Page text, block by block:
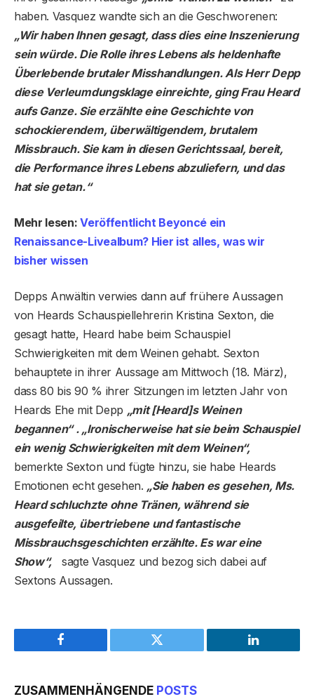
haben. Vasquez wandte sich an die Geschworenen:
„Wir haben Ihnen gesagt, dass dies eine Inszenierung
sein würde. Die Rolle ihres Lebens als heldenhafte
Überlebende brutaler Misshandlungen. Als Herr Depp
diese Verleumdungsklage einreichte, ging Frau Heard
aufs Ganze. Sie erzählte eine Geschichte von
schockierendem, überwältigendem, brutalem
Missbrauch. Sie kam in diesen Gerichtssaal, bereit,
die Performance ihres Lebens abzuliefern, und das
hat sie getan.“
Mehr lesen:Veröffentlicht Beyoncé ein
Renaissance-Livealbum? Hier ist alles, was wir
bisher wissen
Depps Anwältin verwies dann auf frühere Aussagen
von Heards Schauspiellehrerin Kristina Sexton, die
gesagt hatte, Heard habe beim Schauspiel
Schwierigkeiten mit dem Weinen gehabt. Sexton
behauptete in ihrer Aussage am Mittwoch (18. März),
dass 80 bis 90 % ihrer Sitzungen im letzten Jahr von
Heards Ehe mit Depp „mit [Heard]s Weinen
begannen“ . „Ironischerweise hat sie beim Schauspiel
ein wenig Schwierigkeiten mit dem Weinen“,
bemerkte Sexton und fügte hinzu, sie habe Heards
Emotionen echt gesehen. „Sie haben es gesehen, Ms.
Heard schluchzte ohne Tränen, während sie
ausgefeilte, übertriebene und fantastische
Missbrauchsgeschichten erzählte. Es war eine
Show“, sagte Vasquez und bezog sich dabei auf
Sextons Aussagen.
Facebook Twitter LinkedIn
ZUSAMMENHÄNGENDE POSTS